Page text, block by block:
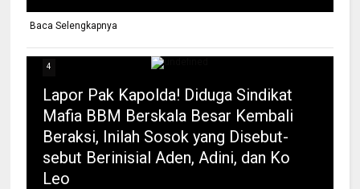
Baca Selengkapnya
4
Lapor Pak Kapolda! Diduga Sindikat
Mafia BBM Berskala Besar Kembali
Beraksi, Inilah Sosok yang Disebut-
sebut Berinisial Aden, Adini, dan Ko
Leo